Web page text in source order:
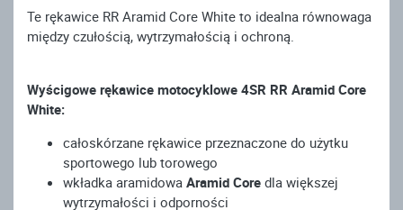
Te rękawice RR Aramid Core White to idealna równowaga
między czułością, wytrzymałością i ochroną.
Wyścigowe rękawice motocyklowe 4SR RR Aramid Core
White:
całoskórzane rękawice przeznaczone do użytku
sportowego lub torowego
wkładka aramidowa Aramid Core dla większej
wytrzymałości i odporności